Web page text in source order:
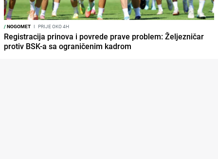
/NOGOMET I PRIJE OKO 4H
Registracija prinova i povrede prave problem: Željezničar
protiv BSK-a sa ograničenim kadrom